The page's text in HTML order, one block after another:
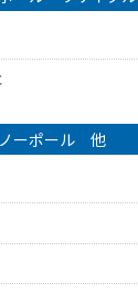
ーポール 他